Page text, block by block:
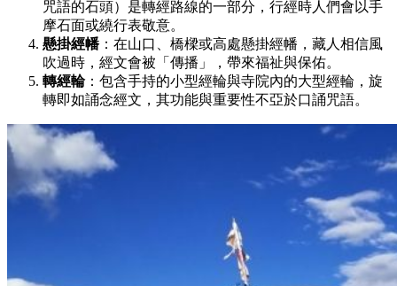
咒語的石頭）是轉經路線的一部分，行經時人們會以手
摩石面或繞行表敬意。
懸掛經幡：在山口、橋樑或高處懸掛經幡，藏人相信風
吹過時，經文會被「傳播」，帶來福祉與保佑。
轉經輪：包含手持的小型經輪與寺院內的大型經輪，旋
轉即如誦念經文，其功能與重要性不亞於口誦咒語。